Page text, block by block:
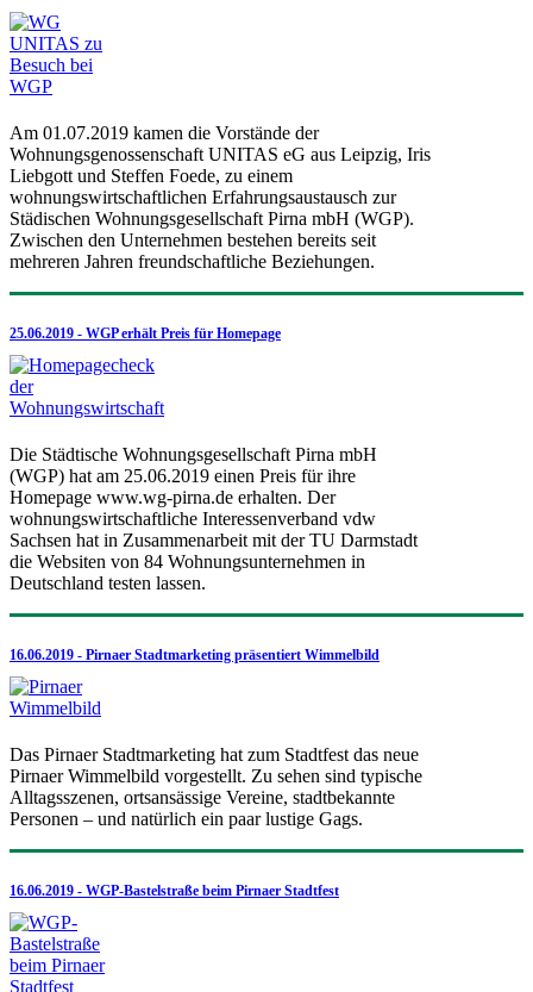
Am 01.07.2019 kamen die Vorstände der
Wohnungsgenossenschaft UNITAS eG aus Leipzig, Iris
Liebgott und Steffen Foede, zu einem
wohnungswirtschaftlichen Erfahrungsaustausch zur
Städischen Wohnungsgesellschaft Pirna mbH (WGP).
Zwischen den Unternehmen bestehen bereits seit
mehreren Jahren freundschaftliche Beziehungen.
25.06.2019 - WGP erhält Preis für Homepage
Die Städtische Wohnungsgesellschaft Pirna mbH
(WGP) hat am 25.06.2019 einen Preis für ihre
Homepage www.wg-pirna.de erhalten. Der
wohnungswirtschaftliche Interessenverband vdw
Sachsen hat in Zusammenarbeit mit der TU Darmstadt
die Websiten von 84 Wohnungsunternehmen in
Deutschland testen lassen.
16.06.2019 - Pirnaer Stadtmarketing präsentiert Wimmelbild
Das Pirnaer Stadtmarketing hat zum Stadtfest das neue
Pirnaer Wimmelbild vorgestellt. Zu sehen sind typische
Alltagsszenen, ortsansässige Vereine, stadtbekannte
Personen – und natürlich ein paar lustige Gags.
16.06.2019 - WGP-Bastelstraße beim Pirnaer Stadtfest